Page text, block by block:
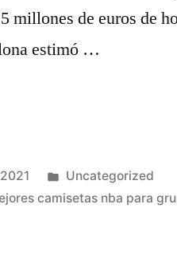
millones de euros de
estimó …
Publicado
en
Uncategorized
camisetas nba para